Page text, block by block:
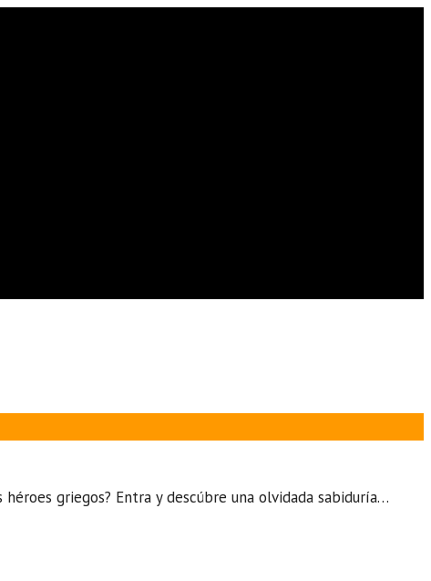
griegos? Entra y descúbre una olvidada sabiduría…